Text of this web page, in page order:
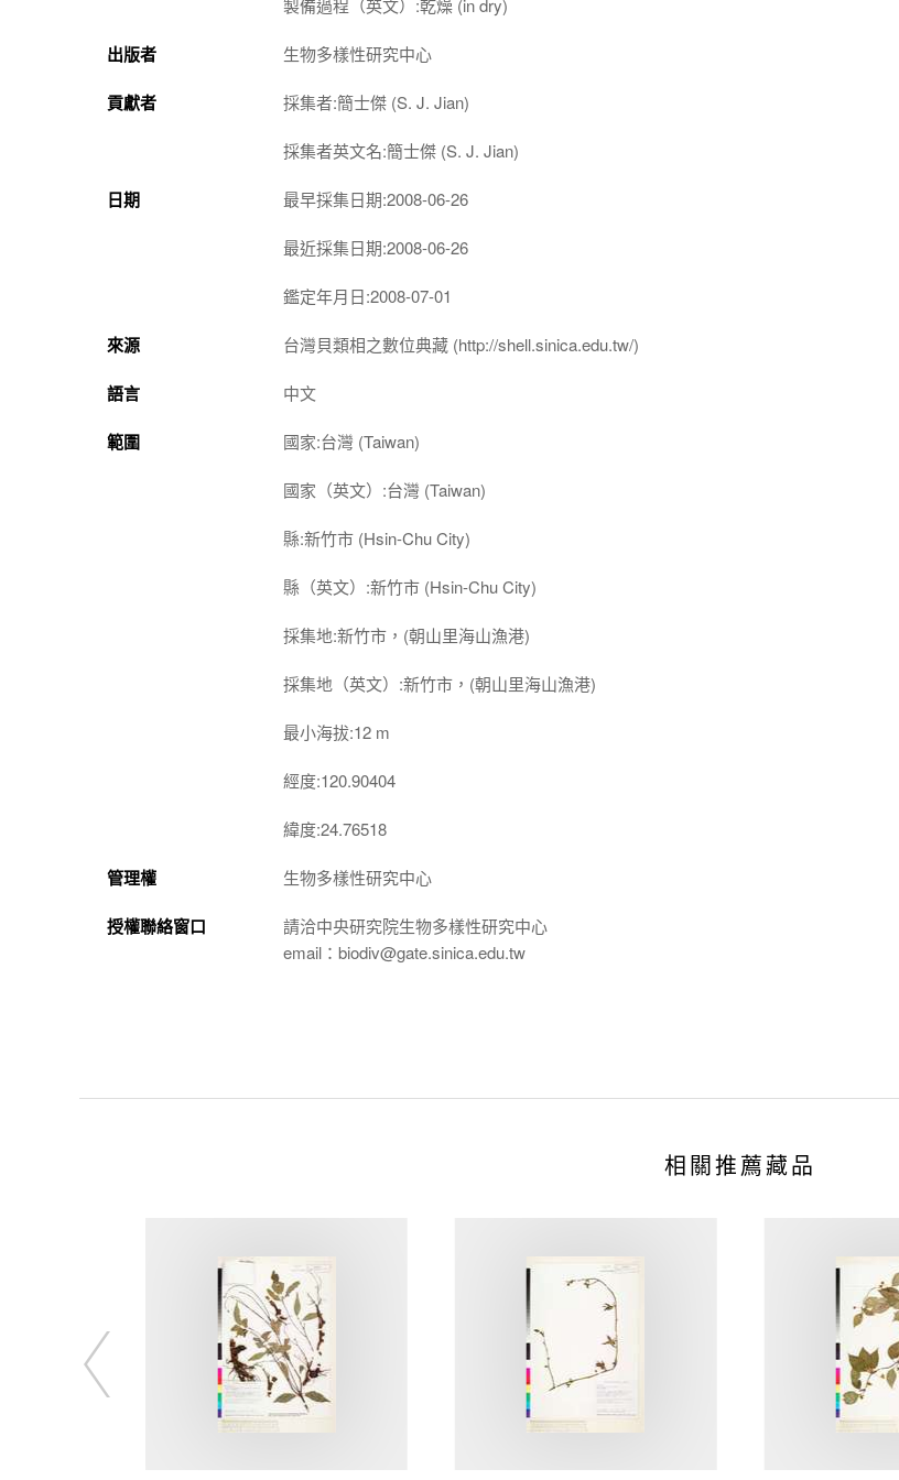
出版者 生物多樣性研究中心
貢獻者 採集者:簡士傑 (S. J. Jian)
採集者英文名:簡士傑 (S. J. Jian)
日期 最早採集日期:2008-06-26
最近採集日期:2008-06-26
鑑定年月日:2008-07-01
來源 台灣貝類相之數位典藏 (http://shell.sinica.edu.tw/)
語言 中文
範圍 國家:台灣 (Taiwan)
國家（英文）:台灣 (Taiwan)
縣:新竹市 (Hsin-Chu City)
縣（英文）:新竹市 (Hsin-Chu City)
採集地:新竹市，(朝山里海山漁港)
採集地（英文）:新竹市，(朝山里海山漁港)
最小海拔:12 m
經度:120.90404
緯度:24.76518
管理權 生物多樣性研究中心
授權聯絡窗口
請洽中央研究院生物多樣性研究中心
email：biodiv@gate.sinica.edu.tw
相關推薦藏品